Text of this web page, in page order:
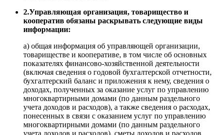
2.Управляющая организация, товарищество и
кооператив обязаны раскрывать следующие виды
информации:
а) общая информация об управляющей организации,
товариществе и кооперативе, в том числе об основных
показателях финансово-хозяйственной деятельности
(включая сведения о годовой бухгалтерской отчетности,
бухгалтерский баланс и приложения к нему, сведения о
доходах, полученных за оказание услуг по управлению
многоквартирными домами (по данным раздельного
учета доходов и расходов), а также сведения о расходах,
понесенных в связи с оказанием услуг по управлению
многоквартирными домами (по данным раздельного
учета доходов и расходов), сметы доходов и расходов